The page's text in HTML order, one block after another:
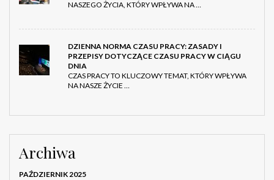
NASZEGO ŻYCIA, KTÓRY WPŁYWA NA …
DZIENNA NORMA CZASU PRACY: ZASADY I
PRZEPISY DOTYCZĄCE CZASU PRACY W CIĄGU
DNIA
CZAS PRACY TO KLUCZOWY TEMAT, KTÓRY WPŁYWA
NA NASZE ŻYCIE …
Archiwa
PAŹDZIERNIK 2025